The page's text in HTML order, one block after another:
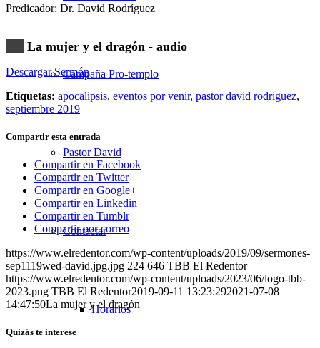
Campaña Pro-templo
Pastor David
Contactar
Horarios
Predicador: Dr. David Rodríguez
La mujer y el dragón - audio
Descargar Sermón
Etiquetas: apocalipsis, eventos por venir, pastor david rodriguez,
septiembre 2019
Compartir esta entrada
Compartir en Facebook
Compartir en Twitter
Compartir en Google+
Compartir en Linkedin
Compartir en Tumblr
Compartir por correo
https://www.elredentor.com/wp-content/uploads/2019/09/sermones-
sep1119wed-david.jpg.jpg 224 646 TBB El Redentor
https://www.elredentor.com/wp-content/uploads/2023/06/logo-tbb-
2023.png TBB El Redentor2019-09-11 13:23:292021-07-08
14:47:50La mujer y el dragón
Quizás te interese